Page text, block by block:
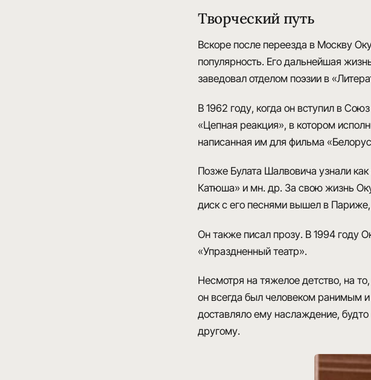
Творческий путь
Вскоре после переезда в Москву
популярность. Его дальнейшая
заведовал отделом поэзии в
В 1962 году, когда он вступил в
«Цепная реакция», в котором
написанная им для фильма
Позже Булата Шалвовича узнали
Катюша» и мн. др. За свою жизнь
диск с его песнями вышел в Париже
Он также писал прозу. В 1994 году
«Упраздненный театр».
Несмотря на тяжелое детство, на
он всегда был человеком ранимым
доставляло ему наслаждение, будто
другому.